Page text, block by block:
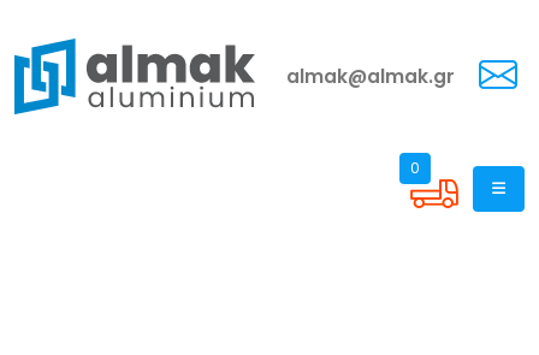
almak@almak.gr
0